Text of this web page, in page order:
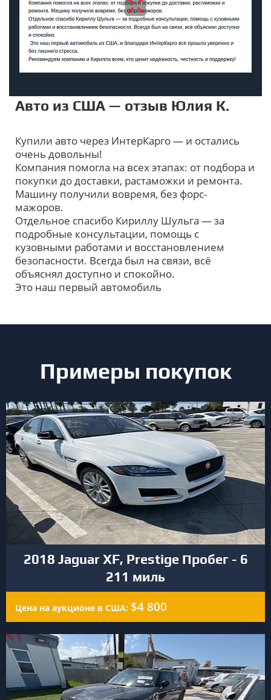
Авто из США — отзыв Юлия К.
Купили авто через ИнтерКарго — и остались
очень довольны!
Компания помогла на всех этапах: от подбора и
покупки до доставки, растаможки и ремонта.
Машину получили вовремя, без форс-
мажоров.
Отдельное спасибо Кириллу Шульга — за
подробные консультации, помощь с
кузовными работами и восстановлением
безопасности. Всегда был на связи, всё
объяснял доступно и спокойно.
Это наш первый автомобиль
Примеры покупок
2018 Jaguar XF, Prestige Пробег - 6
211 миль
Цена на аукционе в США: $4 800